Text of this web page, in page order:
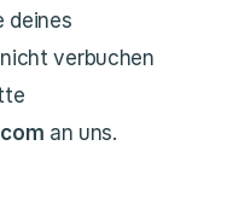
deines
verbuchen
an uns.